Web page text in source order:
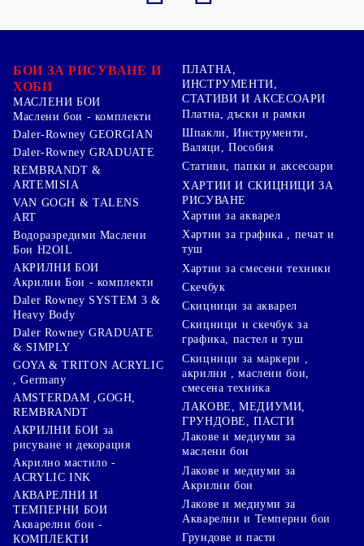
БОИ ЗА РИСУВАНЕ И
ХОБИ
МАСЛЕНИ БОИ
Маслени бои - комплекти
Daler-Rowney GEORGIAN
Daler-Rowney GRADUATE
REMBRANDT &
ARTEMISIA
VAN GOGH & TALENS
ART
Водоразредими Маслени
Бои H2OIL
АКРИЛНИ БОИ
Акрилни Бои - комплекти
Daler Rowney SYSTEM 3 &
Heavy Body
Daler Rowney GRADUATE
& SIMPLY
GOYA & TRITON АCRYLIC
, Germany
AMSTERDAM ,GOGH,
REMBRANDT
АКРИЛНИ БОИ за
рисуване и декорация
Акрилно мастило -
ACRYLIC INK
АКВАРЕЛНИ И
ТЕМПЕРНИ БОИ
Акварелни бои -
КОМПЛЕКТИ
ПЛАТНА,
ИНСТРУМЕНТИ,
СТАТИВИ И АКСЕСОАРИ
Платна, дъски и рамки
Шпакли, Инструменти,
Валяци, Пособия
Стативи, папки и аксесоари
ХАРТИИ И СКИЦНИЦИ ЗА
РИСУВАНЕ
Хартии за акварел
Хартии за графика , печат и
туш
Хартии за смесени техники
Скечбук
Скицници за акварел
Скицници и скечбук за
графика, пастел и туш
Скицници за маркери ,
акрилни , маслени бои,
смесена техника
ЛАКОВЕ, МЕДИУМИ,
ГРУНДОВЕ, ПАСТИ
Лакове и медиуми за
маслени бои
Лакове и медиуми за
Акрилни бои
Лакове и медиуми за
Акварелни и Темперни бои
Грундове и пасти